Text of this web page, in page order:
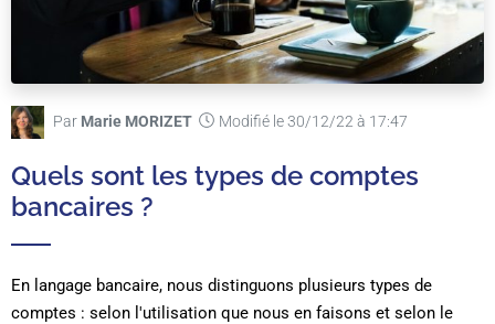
Par Marie MORIZET Modifié le 30/12/22 à 17:47
Quels sont les types de comptes
bancaires ?
En langage bancaire, nous distinguons plusieurs types de
comptes : selon l'utilisation que nous en faisons et selon le